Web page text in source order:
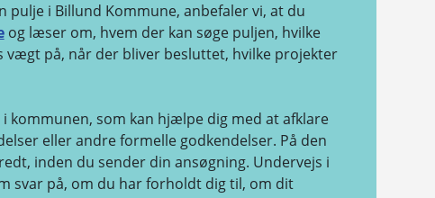
pulje i Billund Kommune, anbefaler vi, at du
og læser om, hvem der kan søge puljen, hvilke
på, når der bliver besluttet, hvilke projekter
kommunen, som kan hjælpe dig med at afklare
eller andre formelle godkendelser. På den
inden du sender din ansøgning. Undervejs i
svar på, om du har forholdt dig til, om dit